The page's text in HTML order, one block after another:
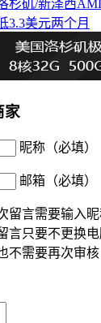
杉矶/新泽西
3.3美元两个月
家
昵称（必填）
邮箱（必填）
留言需要输入
言只要不更换
不需要再次审核